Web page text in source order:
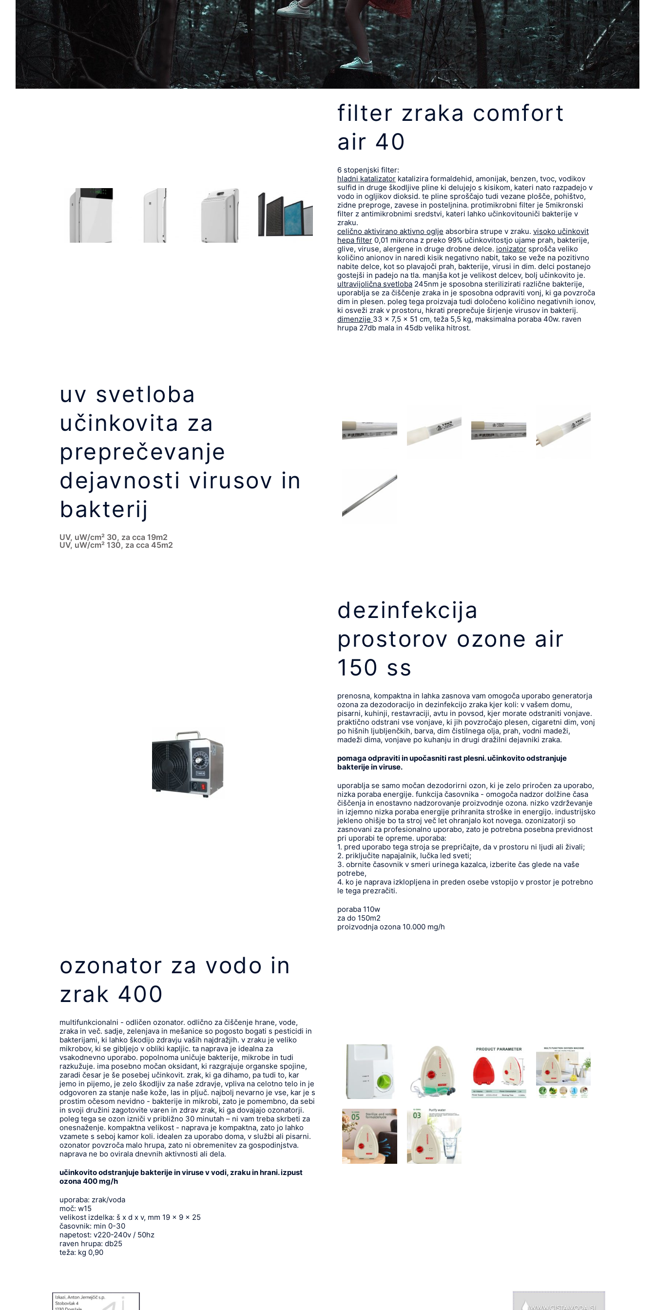
filter zraka comfort
air 40
6 stopenjski filter:
hladni katalizator katalizira formaldehid, amonijak, benzen, tvoc, vodikov
sulfid in druge škodljive pline ki delujejo s kisikom, kateri nato razpadejo v
vodo in ogljikov dioksid. te pline sproščajo tudi vezane plošče, pohištvo,
zidne preproge, zavese in posteljnina. protimikrobni filter je 5mikronski
filter z antimikrobnimi sredstvi, kateri lahko učinkovitouniči bakterije v
zraku.
celično aktivirano aktivno oglje absorbira strupe v zraku. visoko učinkovit
hepa filter 0,01 mikrona z preko 99% učinkovitostjo ujame prah, bakterije,
glive, viruse, alergene in druge drobne delce. ionizator sprošča veliko
količino anionov in naredi kisik negativno nabit, tako se veže na pozitivno
nabite delce, kot so plavajoči prah, bakterije, virusi in dim. delci postanejo
gostejši in padejo na tla. manjša kot je velikost delcev, bolj učinkovito je.
ultravijolična svetloba 245nm je sposobna sterilizirati različne bakterije,
uporablja se za čiščenje zraka in je sposobna odpraviti vonj, ki ga povzroča
dim in plesen. poleg tega proizvaja tudi določeno količino negativnih ionov,
ki osveži zrak v prostoru, hkrati preprečuje širjenje virusov in bakterij.
dimenzije 33 x 7,5 x 51 cm, teža 5,5 kg, maksimalna poraba 40w. raven
hrupa 27db mala in 45db velika hitrost.
uv svetloba
učinkovita za
preprečevanje
dejavnosti virusov in
bakterij
UV, uW/cm² 30, za cca 19m2
UV, uW/cm² 130, za cca 45m2
dezinfekcija
prostorov ozone air
150 ss
prenosna, kompaktna in lahka zasnova vam omogoča uporabo generatorja
ozona za dezodoracijo in dezinfekcijo zraka kjer koli: v vašem domu,
pisarni, kuhinji, restavraciji, avtu in povsod, kjer morate odstraniti vonjave.
praktično odstrani vse vonjave, ki jih povzročajo plesen, cigaretni dim, vonj
po hišnih ljubljenčkih, barva, dim čistilnega olja, prah, vodni madeži,
madeži dima, vonjave po kuhanju in drugi dražilni dejavniki zraka.
pomaga odpraviti in upočasniti rast plesni. učinkovito odstranjuje
bakterije in viruse.
uporablja se samo močan dezodorirni ozon, ki je zelo priročen za uporabo,
nizka poraba energije. funkcija časovnika - omogoča nadzor dolžine časa
čiščenja in enostavno nadzorovanje proizvodnje ozona. nizko vzdrževanje
in izjemno nizka poraba energije prihranita stroške in energijo. industrijsko
jekleno ohišje bo ta stroj več let ohranjalo kot novega. ozonizatorji so
zasnovani za profesionalno uporabo, zato je potrebna posebna previdnost
pri uporabi te opreme. uporaba:
1. pred uporabo tega stroja se prepričajte, da v prostoru ni ljudi ali živali;
2. priključite napajalnik, lučka led sveti;
3. obrnite časovnik v smeri urinega kazalca, izberite čas glede na vaše
potrebe,
4. ko je naprava izklopljena in preden osebe vstopijo v prostor je potrebno
le tega prezračiti.
poraba 110w
za do 150m2
proizvodnja ozona 10.000 mg/h
ozonator za vodo in
zrak 400
multifunkcionalni - odličen ozonator. odlično za čiščenje hrane, vode,
zraka in več. sadje, zelenjava in mešanice so pogosto bogati s pesticidi in
bakterijami, ki lahko škodijo zdravju vaših najdražjih. v zraku je veliko
mikrobov, ki se gibljejo v obliki kapljic. ta naprava je idealna za
vsakodnevno uporabo. popolnoma uničuje bakterije, mikrobe in tudi
razkužuje. ima posebno močan oksidant, ki razgrajuje organske spojine,
zaradi česar je še posebej učinkovit. zrak, ki ga dihamo, pa tudi to, kar
jemo in pijemo, je zelo škodljiv za naše zdravje, vpliva na celotno telo in je
odgovoren za stanje naše kože, las in pljuč. najbolj nevarno je vse, kar je s
prostim očesom nevidno - bakterije in mikrobi, zato je pomembno, da sebi
in svoji družini zagotovite varen in zdrav zrak, ki ga dovajajo ozonatorji.
poleg tega se ozon izniči v približno 30 minutah – ni vam treba skrbeti za
onesnaženje. kompaktna velikost - naprava je kompaktna, zato jo lahko
vzamete s seboj kamor koli. idealen za uporabo doma, v službi ali pisarni.
ozonator povzroča malo hrupa, zato ni obremenitev za gospodinjstva.
naprava ne bo ovirala dnevnih aktivnosti ali dela.
učinkovito odstranjuje bakterije in viruse v vodi, zraku in hrani. izpust
ozona 400 mg/h
uporaba: zrak/voda
moč: w15
velikost izdelka: š x d x v, mm 19 x 9 x 25
časovnik: min 0-30
napetost: v220-240v / 50hz
raven hrupa: db25
teža: kg 0,90